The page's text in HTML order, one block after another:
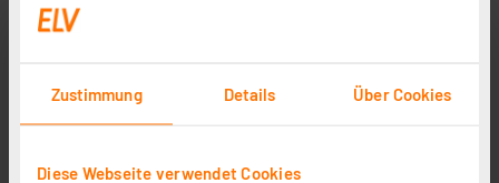
Zustimmung Details Über Cookies
Diese Webseite verwendet Cookies
Smart Home – mit Starter-Sets schnell
Homematic IP bietet allen, die eine
bestimmte Aufgaben im Smart Home. Ob Sicherheit,